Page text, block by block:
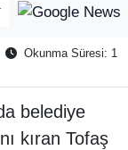
Okunma Süresi: 1
belediye
kıran Tofaş